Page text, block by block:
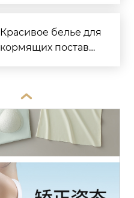
Красивое белье для
кормящих поставщ
